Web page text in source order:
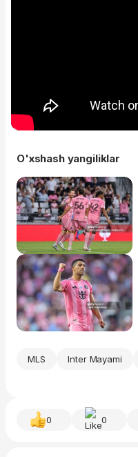
O'xshash yangiliklar
MLS Inter Mayami
0 0